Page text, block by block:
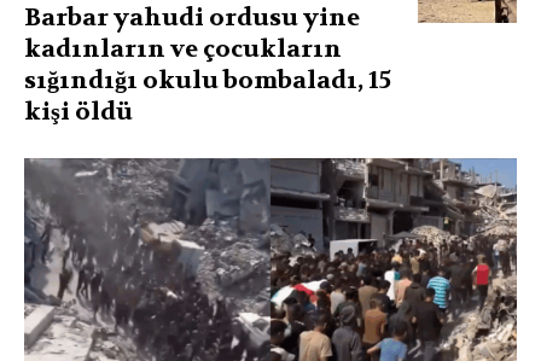
Barbar yahudi ordusu yine
kadınların ve çocukların
sığındığı okulu bombaladı, 15
kişi öldü